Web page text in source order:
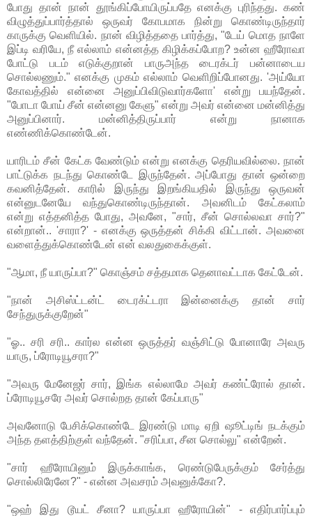
போது தான் நான் தூங்கிப்போயிருப்பதே எனக்கு புரிந்தது. கண்
விழுத்துப்பார்த்தால் ஒருவர் கோபமாக நின்று கொண்டிருந்தார்
காருக்கு வெளியில். நான் விழித்ததை பார்த்து, "டேய் மொத நாளே
இப்டி வரியே, நீ எல்லாம் என்னத்த கிழிக்கப்போற? உன்ன ஹீரோவா
போட்டு படம் எடுக்குறான் பாருஅந்த டைரக்டர் பன்னாடைய
சொல்லணும்." எனக்கு முகம் எல்லாம் வெளிறிப்போனது. 'அய்யோ
கோவத்தில் என்னை அனுப்பிவிடுவார்களோ' என்று பயந்தேன்.
"போடா போய் சீன் என்னனு கேளு" என்று அவர் என்னை மன்னித்து
அனுப்பினார். மன்னித்திருப்பார் என்று நானாக
எண்ணிக்கொண்டேன்.
யாரிடம் சீன் கேட்க வேண்டும் என்று எனக்கு தெரியவில்லை. நான்
பாட்டுக்க நடந்து கொண்டே இருந்தேன். அப்போது தான் ஒன்றை
கவனித்தேன். காரில் இருந்து இறங்கியதில் இருந்து ஒருவன்
என்னுடனேயே வந்துகொண்டிருந்தான். அவனிடம் கேட்கலாம்
என்று எத்தனித்த போது, அவனே, "சார், சீன் சொல்லவா சார்?"
என்றான்.. 'சாரா?' - எனக்கு ஒருத்தன் சிக்கி விட்டான். அவனை
வளைத்துக்கொண்டேன் என் வலதுகைக்குள்.
"ஆமா, நீ யாருப்பா?" கொஞ்சம் சத்தமாக தெனாவட்டாக கேட்டேன்.
"நான் அசிஸ்ட்டன்ட் டைரக்ட்டரா இன்னைக்கு தான் சார்
சேந்துருக்குறேன்"
"ஓ.. சரி சரி.. கார்ல என்ன ஒருத்தர் வஞ்சிட்டு போனாரே அவரு
யாரு, ப்ரோடியூசரா?"
"அவரு மேனேஜர் சார், இங்க எல்லாமே அவர் கண்ட்ரோல் தான்.
ப்ரோடியூசரே அவர் சொல்றத தான் கேப்பாரு"
அவனோடு பேசிக்கொண்டே இரண்டு மாடி ஏறி ஷூட்டிங் நடக்கும்
அந்த தளத்திற்குள் வந்தேன். "சரிப்பா, சீன சொல்லு" என்றேன்.
"சார் ஹீரோயினும் இருக்காங்க, ரெண்டுபேருக்கும் சேர்த்து
சொல்லிரேனே?" - என்ன அவசரம் அவனுக்கோ?.
"ஒஹ் இது டூயட் சீனா? யாருப்பா ஹீரோயின்" - எதிர்பார்ப்பும்